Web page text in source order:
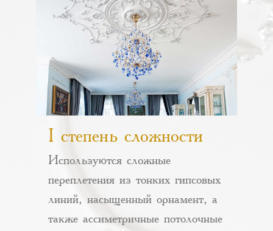
I степень сложности
Используются сложные
переплетения из тонких гипсовых
линий, насыщенный орнамент, а
также ассиметричные потолочные